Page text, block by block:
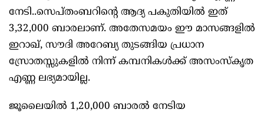
നേടി..സെപ്തംബറിന്റെ ആദ്യ പകുതിയില്‍ ഇത്
3,32,000 ബാരലാണ്. അതേസമയം ഈ മാസങ്ങളില്‍
ഇറാഖ്, സൗദി അറേബ്യ തുടങ്ങിയ പ്രധാന
സ്രോതസ്സുകളില്‍ നിന്ന് കമ്പനികള്‍ക്ക് അസംസ്‌കൃത
എണ്ണ ലഭ്യമായില്ല.
ജൂലൈയില്‍ 1,20,000 ബാരല്‍ നേടിയ